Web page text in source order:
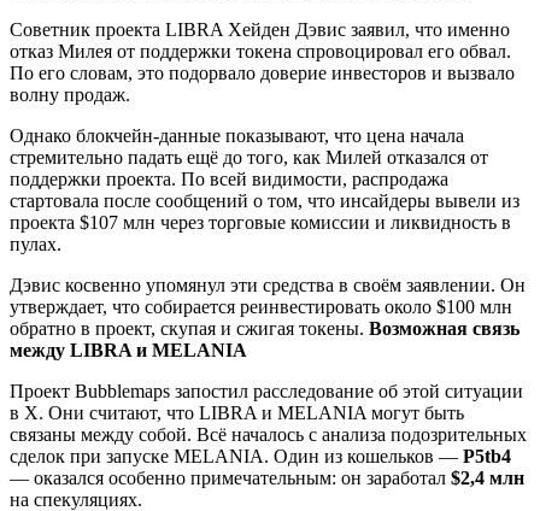
Советник проекта LIBRA Хейден Дэвис заявил, что именно
отказ Милея от поддержки токена спровоцировал его обвал.
По его словам, это подорвало доверие инвесторов и вызвало
волну продаж.
Однако блокчейн-данные показывают, что цена начала
стремительно падать ещё до того, как Милей отказался от
поддержки проекта. По всей видимости, распродажа
стартовала после сообщений о том, что инсайдеры вывели из
проекта $107 млн через торговые комиссии и ликвидность в
пулах.
Дэвис косвенно упомянул эти средства в своём заявлении. Он
утверждает, что собирается реинвестировать около $100 млн
обратно в проект, скупая и сжигая токены. Возможная связь
между LIBRA и MELANIA
Проект Bubblemaps запостил расследование об этой ситуации
в Х. Они считают, что LIBRA и MELANIA могут быть
связаны между собой. Всё началось с анализа подозрительных
сделок при запуске MELANIA. Один из кошельков — P5tb4
— оказался особенно примечательным: он заработал $2,4 млн
на спекуляциях.